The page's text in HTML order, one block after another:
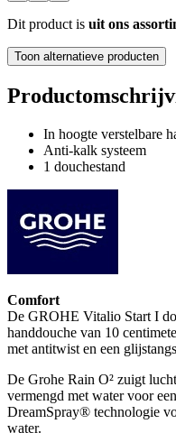
Dit product is uit ons
Toon alternatieve producten
In hoogte verstelbare
Anti-kalk systeem
1 douchestand
Comfort
De GROHE Vitalio Start I
handdouche van 10
met antitwist en een
De Grohe Rain O² zuigt
vermengd met water voor
DreamSpray® technologie
water.